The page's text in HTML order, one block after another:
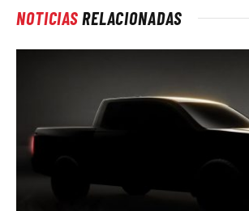
NOTICIASRELACIONADAS